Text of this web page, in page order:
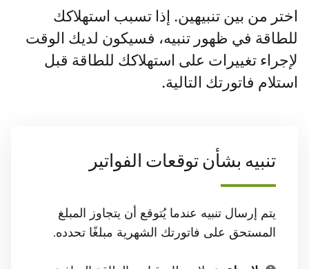
اختر من بين تنبيهين. إذا تسبب استهلاكك
للطاقة في ظهور تنبيه، فسيكون لديك الوقت
لإجراء تغييرات على استهلاكك للطاقة قبل
استلام فاتورتك التالية.
تنبيه بشأن توقعات الفواتير
يتم إرسال تنبيه عندما يُتوقع أن يتجاوز المبلغ
المستحق على فاتورتك الشهرية مبلغًا تحدده.